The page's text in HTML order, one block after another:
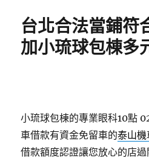
台北合法當鋪符
加小琉球包棟多
小琉球包棟的專業眼科10點
車借款有資金免留車的泰山
借款額度認證讓您放心的店